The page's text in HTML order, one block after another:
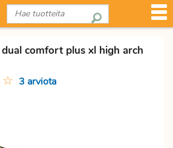
comfort plus xl high arch
☆ 3 arviota